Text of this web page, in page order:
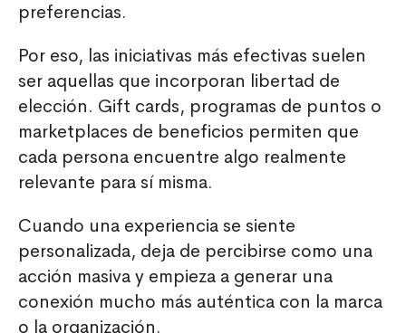
preferencias.
Por eso, las iniciativas más efectivas suelen
ser aquellas que incorporan libertad de
elección. Gift cards, programas de puntos o
marketplaces de beneficios permiten que
cada persona encuentre algo realmente
relevante para sí misma.
Cuando una experiencia se siente
personalizada, deja de percibirse como una
acción masiva y empieza a generar una
conexión mucho más auténtica con la marca
o la organización.